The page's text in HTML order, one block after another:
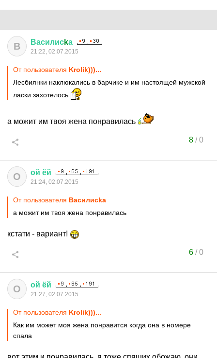
В Василисkа
21:22, 02.07.2015
От пользователя Krolik)))...
Лесбиянки наклюкались в барчике и им настоящей мужской
ласки захотелось
а можит им твоя жена понравилась
8/0
О ой ёй
21:24, 02.07.2015
От пользователя Василисkа
а можит им твоя жена понравилась
кстати - вариант!
6/0
О ой ёй
21:27, 02.07.2015
От пользователя Krolik)))...
Как им может моя жена понравится когда она в номере
спала